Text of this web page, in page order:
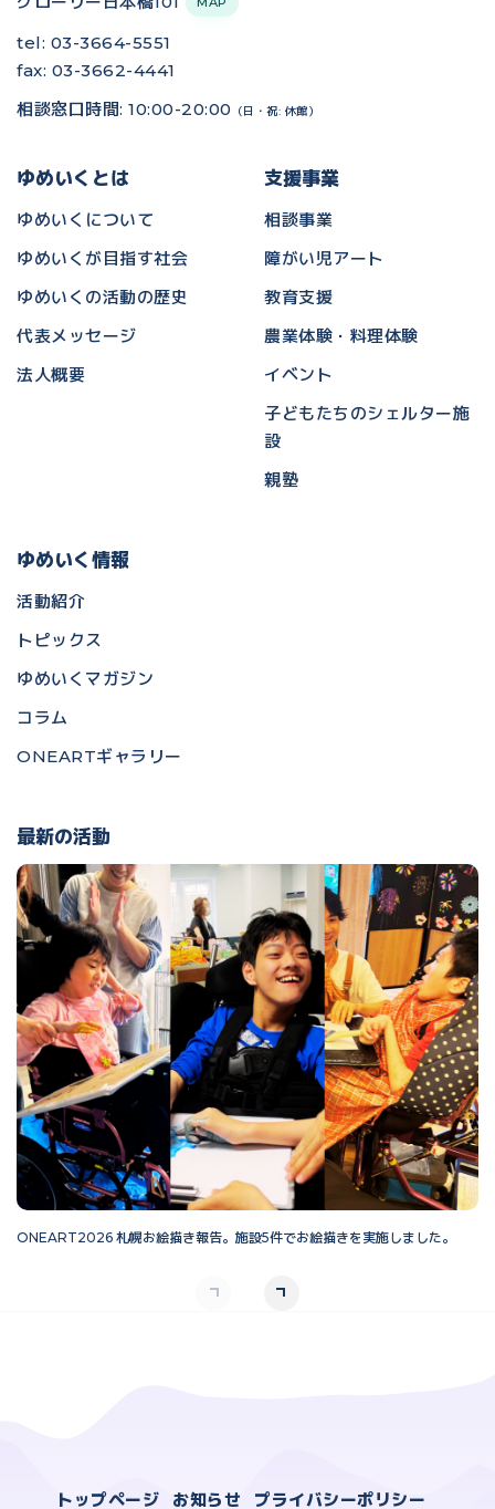
tel: 03-3664-5551
fax: 03-3662-4441
相談窓口時間: 10:00-20:00
（日・祝: 休館）
ゆめいくとは
ゆめいくについて
ゆめいくが目指す社会
ゆめいくの活動の歴史
代表メッセージ
法人概要
支援事業
相談事業
障がい児アート
教育支援
農業体験・料理体験
イベント
子どもたちのシェルター施
設
親塾
ゆめいく情報
活動紹介
トピックス
ゆめいくマガジン
コラム
ONEARTギャラリー
最新の活動
ONEART2026 札幌お絵描き報告。施設5件でお絵描きを実施しました。
トップページ お知らせ プライバシーポリシー